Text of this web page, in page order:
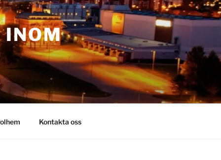
INOM
Kontakta oss